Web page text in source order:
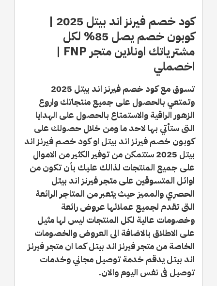
كود خصم فيرنز اند بيتل 2025 |
كوبون خصم يصل 85% لكل
مشترياتك اونلاين متجر FNP |
اخصملي
تسوق مع كود خصم فيرنز اند بيتل 2025
وتمتعي بالحصول على جميع منتجاتك واروع
الزهور الراقية والاستمتاع بالحصول على الهدايا
التى ستأتي بها لاحد ما ومن خلال حصولك على
كوبون خصم فيرنز اند بيتل او كود خصم فيرنز اند
بيتل 2025 ستتمكن من توفير الكثير من الاموال
على جميع المنتجات لذالك عليك بأن تكون من
اوائل المتسوقين على متجر فيرنز اند بيتل
الحصري والمميز حيث يتعبر من المتاجر الرائعة
التى تقدم لجميع عملائها عروض رائعة
وخصومات عالية لكل المنتجات ليس لها مثيل
على الاطلاق بالاضافة الى العروض والخصومات
الخاصة من متجر فيرنز اند بيتل كما ان متجر فيرنز
اند بيتل يدقم خدمة توصيل مجاني وخدمات
توصيل فى نفس اليوم والان.